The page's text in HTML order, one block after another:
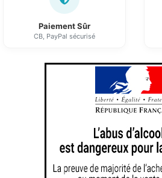
Paiement Sûr
CB, PayPal sécurisé